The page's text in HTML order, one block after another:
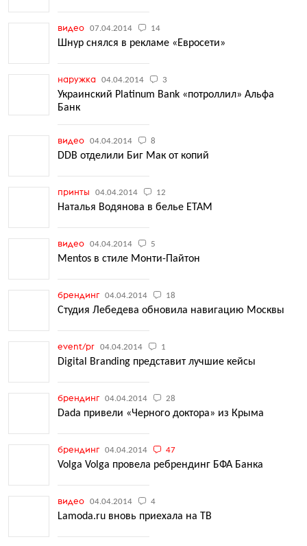
видео 07.04.2014 14
Шнур снялся в рекламе «Евросети»
наружка 04.04.2014 3
Украинский Platinum Bank «потроллил» Альфа
Банк
видео 04.04.2014 8
DDB отделили Биг Мак от копий
принты 04.04.2014 12
Наталья Водянова в белье ETAM
видео 04.04.2014 5
Mentos в стиле Монти-Пайтон
брендинг 04.04.2014 18
Студия Лебедева обновила навигацию Москвы
event/pr 04.04.2014 1
Digital Branding представит лучшие кейсы
брендинг 04.04.2014 28
Dada привели «Черного доктора» из Крыма
брендинг 04.04.2014 47
Volga Volga провела ребрендинг БФА Банка
видео 04.04.2014 4
Lamoda.ru вновь приехала на ТВ